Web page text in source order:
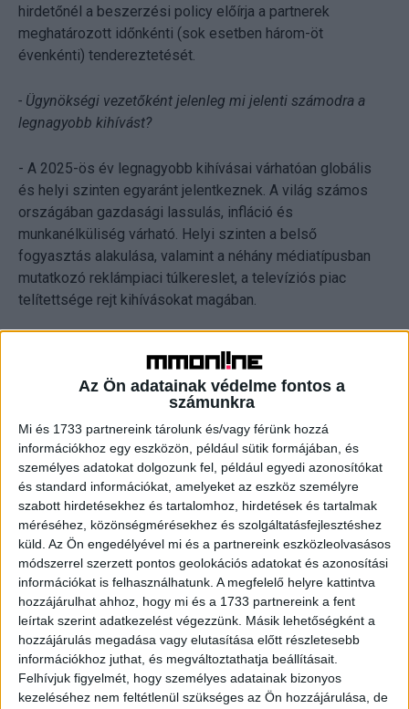
Az Ön adatainak védelme fontos a
számunkra
Mi és 1733 partnereink tárolunk és/vagy férünk hozzá
információkhoz egy eszközön, például sütik formájában, és
személyes adatokat dolgozunk fel, például egyedi azonosítókat
és standard információkat, amelyeket az eszköz személyre
szabott hirdetésekhez és tartalomhoz, hirdetések és tartalmak
méréséhez, közönségmérésekhez és szolgáltatásfejlesztéshez
küld. Az Ön engedélyével mi és a partnereink eszközleolvasásos
módszerrel szerzett pontos geolokációs adatokat és azonosítási
információkat is felhasználhatunk. A megfelelő helyre kattintva
hozzájárulhat ahhoz, hogy mi és a 1733 partnereink a fent
leírtak szerint adatkezelést végezzünk. Másik lehetőségként a
hozzájárulás megadása vagy elutasítása előtt részletesebb
információkhoz juthat, és megváltoztathatja beállításait.
Felhívjuk figyelmét, hogy személyes adatainak bizonyos
kezeléséhez nem feltétlenül szükséges az Ön hozzájárulása, de
hirdetőnél a beszerzési policy előírja a partnerek
meghatározott időnkénti (sok esetben három-öt
évenkénti) tendereztetését.
- Ügynökségi vezetőként jelenleg mi jelenti számodra a
legnagyobb kihívást?
- A 2025-ös év legnagyobb kihívásai várhatóan globális
és helyi szinten egyaránt jelentkeznek. A világ számos
országában gazdasági lassulás, infláció és
munkanélküliség várható. Helyi szinten a belső
fogyasztás alakulása, valamint a néhány médiatípusban
mutatkozó reklámpiaci túlkereslet, a televíziós piac
telítettsége rejt kihívásokat magában.
Bányai Tamás, One Magyarország, vezérigazgató
- Néhány hónappal a bevezetése után hogyan áll a One
márka ismertsége?
- Épp nemrég érkeztek meg az első kutatási eredmények.
Elértük azt a szintet, ahol korábban az elődmárkák, tehát a
Digi és a Vodafone álltak.
- Egy új brandnek miben kell különbözőnek lennie a többi
szereplőtől?
- A One esetében három dologra helyezzük a hangsúlyt.
Az első, hogy figyelünk az ügyfélre, minden
tevékenységünk központjába őt helyezzük. A második a